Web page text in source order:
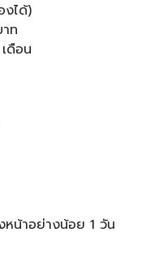
งได้)
ท
ดือน
หน้าอย่างน้อย 1 วัน